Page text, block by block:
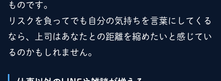
ものです。
リスクを負ってでも自分の気持ちを言葉にしてくる
なら、上司はあなたとの距離を縮めたいと感じてい
るのかもしれません。